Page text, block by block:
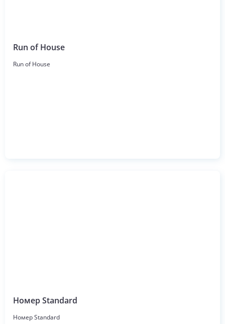
Run of House
Run of House
Номер Standard
Номер Standard